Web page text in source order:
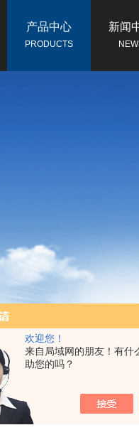
欢迎您！
来自局域网的朋友！有什
助您的吗？
产品中心
PRODUCTS
新闻
首页>